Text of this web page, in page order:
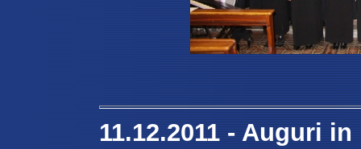
11.12.2011 - Auguri